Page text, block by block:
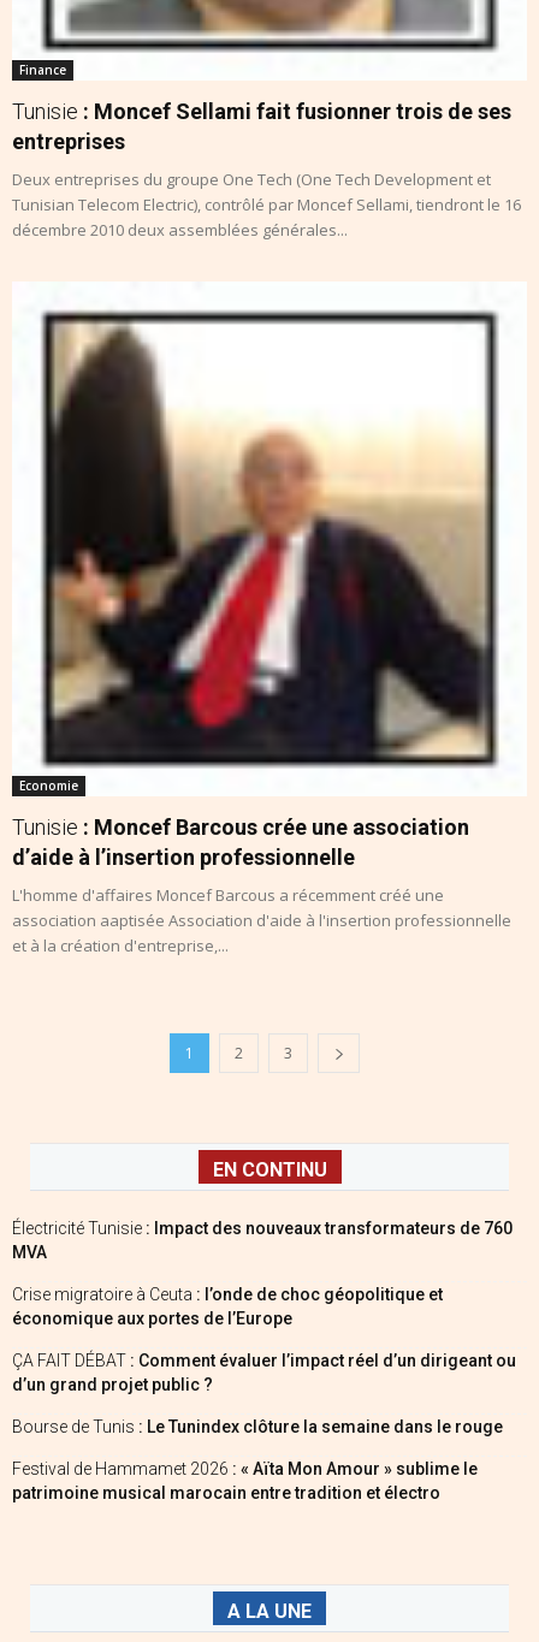
Finance
Tunisie : Moncef Sellami fait fusionner trois de ses
entreprises
Deux entreprises du groupe One Tech (One Tech Development et
Tunisian Telecom Electric), contrôlé par Moncef Sellami, tiendront le 16
décembre 2010 deux assemblées générales...
Economie
Tunisie : Moncef Barcous crée une association
d’aide à l’insertion professionnelle
L'homme d'affaires Moncef Barcous a récemment créé une
association aaptisée Association d'aide à l'insertion professionnelle
et à la création d'entreprise,...
1 2 3
EN CONTINU
Électricité Tunisie : Impact des nouveaux transformateurs de 760
MVA
Crise migratoire à Ceuta : l’onde de choc géopolitique et
économique aux portes de l’Europe
ÇA FAIT DÉBAT : Comment évaluer l’impact réel d’un dirigeant ou
d’un grand projet public ?
Bourse de Tunis : Le Tunindex clôture la semaine dans le rouge
Festival de Hammamet 2026 : « Aïta Mon Amour » sublime le
patrimoine musical marocain entre tradition et électro
A LA UNE